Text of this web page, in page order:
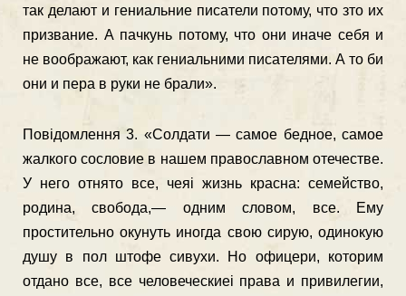
так делают и гениальние писатели потому, что зто их
призвание. А пачкунь потому, что они иначе себя и
не воображают, как гениальними писателями. А то би
они и пера в руки не брали».
Повідомлення 3. «Солдати — самое бедное, самое
жалкого сословие в нашем православном отечестве.
У него отнято все, чеяі жизнь красна: семейство,
родина, свобода,— одним словом, все. Ему
простительно окунуть иногда свою сирую, одинокую
душу в пол штофе сивухи. Но офицери, которим
отдано все, все человеческиеі права и привилегии,